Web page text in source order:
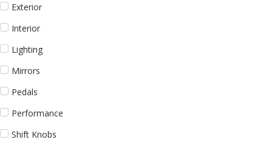
Exterior
Interior
Lighting
Mirrors
Pedals
Performance
Shift Knobs